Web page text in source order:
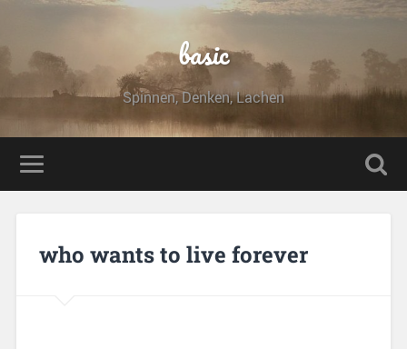
basic
Spinnen, Denken, Lachen
who wants to live forever